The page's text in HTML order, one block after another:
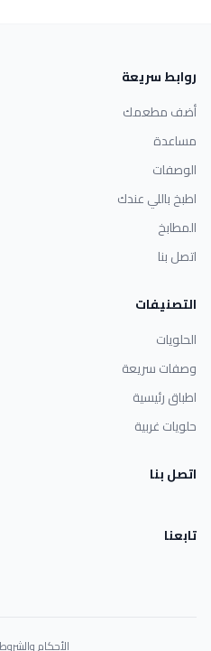
روابط سريعة
أضف مطعمك
مساعدة
الوصفات
اطبخ باللي عندك
المطابخ
اتصل بنا
التصنيفات
الحلويات
وصفات سريعة
اطباق رئيسية
حلويات غربية
اتصل بنا
تابعنا
الأحكام والشروط